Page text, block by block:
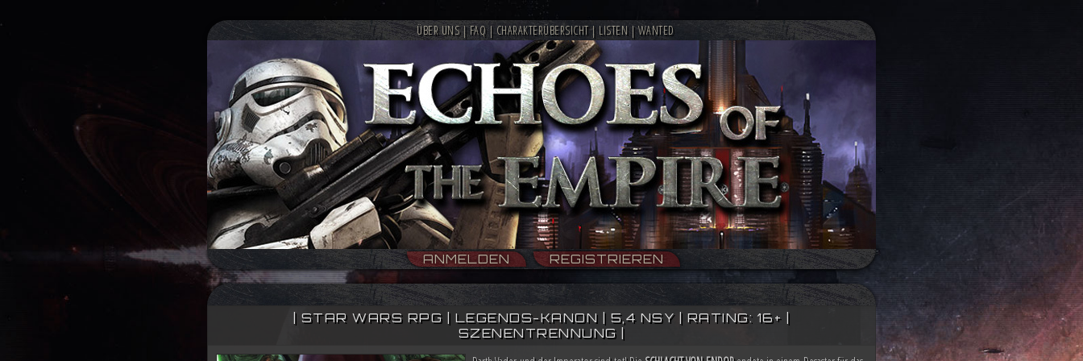
ÜBER UNS| FAQ| CHARAKTERÜBERSICHT| LISTEN|WANTED
ANMELDEN REGISTRIEREN
| STAR WARS RPG | LEGENDS-KANON | 5,4 NSY | RATING: 16+ |
SZENENTRENNUNG |